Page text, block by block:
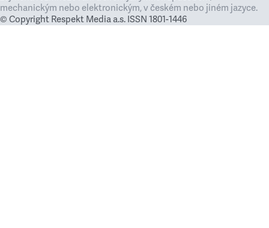
mechanickým nebo elektronickým, v českém nebo jiném jazyce.
© Copyright Respekt Media a.s. ISSN 1801-1446